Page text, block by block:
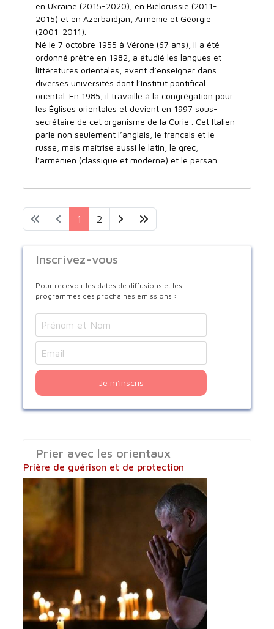
en Ukraine (2015-2020), en Biélorussie (2011-
2015) et en Azerbaïdjan, Arménie et Géorgie
(2001-2011).
Né le 7 octobre 1955 à Vérone (67 ans), il a été
ordonné prêtre en 1982, a étudié les langues et
littératures orientales, avant d’enseigner dans
diverses universités dont l’Institut pontifical
oriental. En 1985, il travaille à la congrégation pour
les Églises orientales et devient en 1997 sous-
secrétaire de cet organisme de la Curie . Cet Italien
parle non seulement l’anglais, le français et le
russe, mais maîtrise aussi le latin, le grec,
l’arménien (classique et moderne) et le persan.
1 2
Inscrivez-vous
Pour recevoir les dates de diffusions et les
programmes des prochaines émissions :
Je m'inscris
Prier avec les orientaux
Prière de guérison et de protection